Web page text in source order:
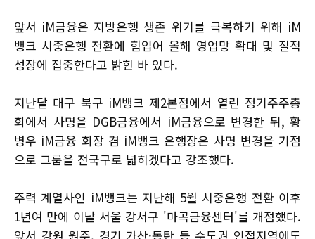
앞서 iM금융은 지방은행 생존 위기를 극복하기 위해 iM
뱅크 시중은행 전환에 힘입어 올해 영업망 확대 및 질적
성장에 집중한다고 밝힌 바 있다.
지난달 대구 북구 iM뱅크 제2본점에서 열린 정기주주총
회에서 사명을 DGB금융에서 iM금융으로 변경한 뒤, 황
병우 iM금융 회장 겸 iM뱅크 은행장은 사명 변경을 기점
으로 그룹을 전국구로 넓히겠다고 강조했다.
주력 계열사인 iM뱅크는 지난해 5월 시중은행 전환 이후
1년여 만에 이날 서울 강서구 '마곡금융센터'를 개점했다.
앞서 강원 원주, 경기 가산·동탄 등 수도권 인접지역에도